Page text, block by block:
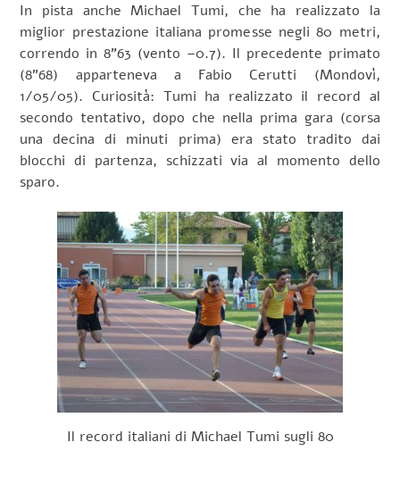
In pista anche Michael Tumi, che ha realizzato la
miglior prestazione italiana promesse negli 80 metri,
correndo in 8”63 (vento –0.7). Il precedente primato
(8”68) apparteneva a Fabio Cerutti (Mondovì,
1/05/05). Curiosità: Tumi ha realizzato il record al
secondo tentativo, dopo che nella prima gara (corsa
una decina di minuti prima) era stato tradito dai
blocchi di partenza, schizzati via al momento dello
sparo.
Il record italiani di Michael Tumi sugli 80